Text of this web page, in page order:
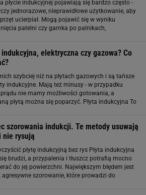
płycie indukcyjnej pojawiają się bardzo często -
jednorazowe, nieprawidłowe użytkowanie, aby
ucierpiał. Mogą pojawić się w wyniku
patelni czy garnka po palnikach,
indukcyjna, elektryczna czy gazowa? Co
szybciej niż na płytach gazowych i są tańsze
indukcyjne. Mają też minusy - w przypadku
nie mamy możliwości gotowania, a
płytą można się poparzyć. Płyta indukcyjna To
szorowania indukcji. Te metody usuwają
nie rysują
płytę indukcyjną bez rys Płyta indukcyjna
brudzi, a przypalenia i tłuszcz potrafią mocno
do jej powierzchni. Największym błędem jest
agresywne szorowanie, które prowadzi do